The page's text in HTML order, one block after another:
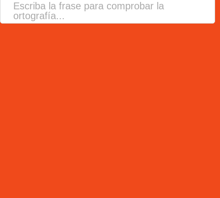
Escriba la frase para comprobar la
ortografía...